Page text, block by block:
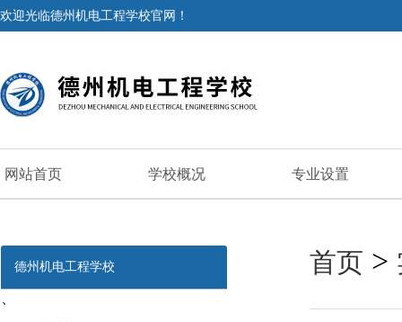
欢迎光临德州机电工程学校官网！
网站首页 学校概况 专业设置
德州机电工程学校 首页 >